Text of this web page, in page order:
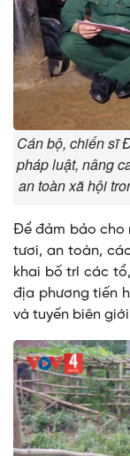
Cán bộ, chiến sĩ
pháp luật, nâng
an toàn xã hội
Để đảm bảo cho
tươi, an toàn,
khai bố trí các
địa phương tiến
và tuyến biên